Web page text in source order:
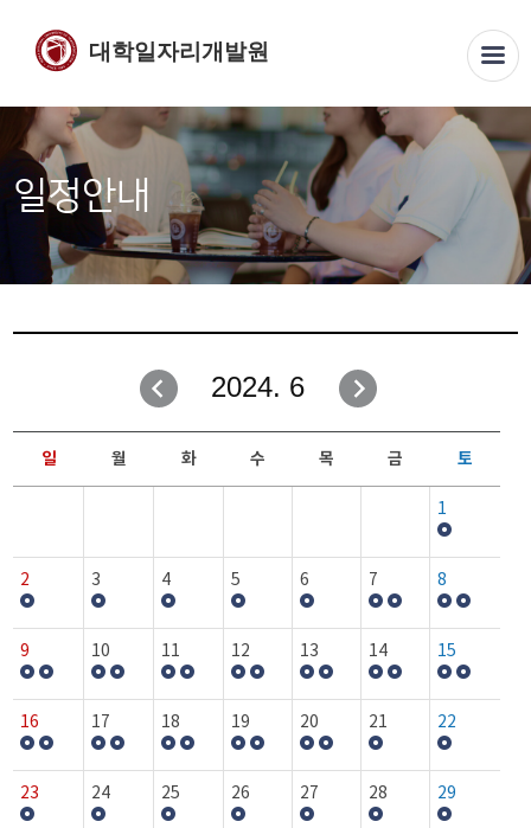
대학일자리개발원
일정안내
2024. 6
일 월 화 수 목 금 토
1
2 3 4 5 6 7 8
9 10 11 12 13 14 15
16 17 18 19 20 21 22
23 24 25 26 27 28 29